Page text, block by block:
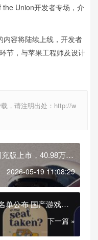
Union开发者专场，介
内容将陆续上线，开发者
节，与苹果工程师及设计
，请注明出处：http://w
版上市，40.98万元
2026-05-19 11:08:29
单公布 国产游戏明
下一篇 »